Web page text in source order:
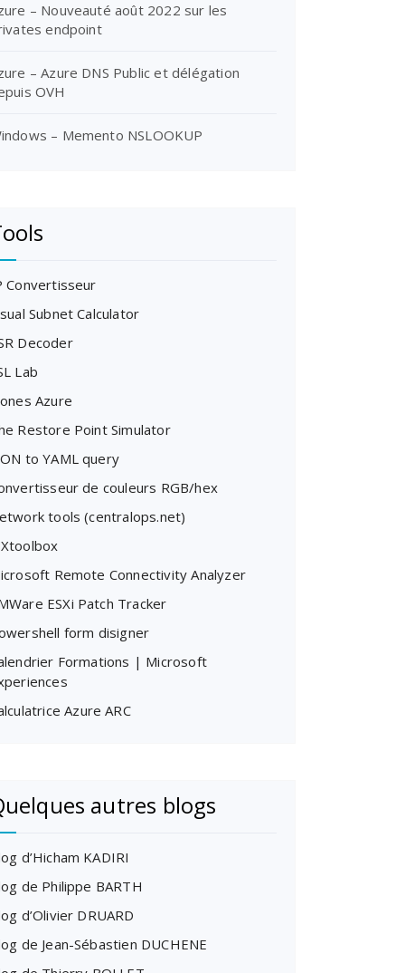
– Nouveauté août 2022 sur les
endpoint
– Azure DNS Public et délégation
OVH
– Memento NSLOOKUP
Convertisseur
Subnet Calculator
Decoder
Lab
Azure
Restore Point Simulator
to YAML query
de couleurs RGB/hex
tools (centralops.net)
Remote Connectivity Analyzer
ESXi Patch Tracker
form disigner
Formations | Microsoft
Azure ARC
autres blogs
d’Hicham KADIRI
de Philippe BARTH
d’Olivier DRUARD
de Jean-Sébastien DUCHENE